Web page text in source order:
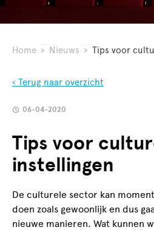
Home > Nieuws > Tips voor
‹ Terug naar overzicht
06-04-2020
Tips voor
instellingen
De culturele sector kan
doen zoals gewoonlijk en dus
nieuwe manieren. Wat kunnen